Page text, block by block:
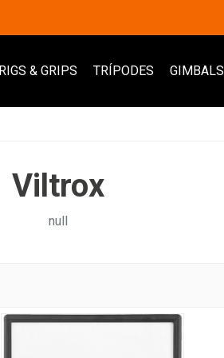
RIGS & GRIPS TRÍPODES GIMBALS
Viltrox
null